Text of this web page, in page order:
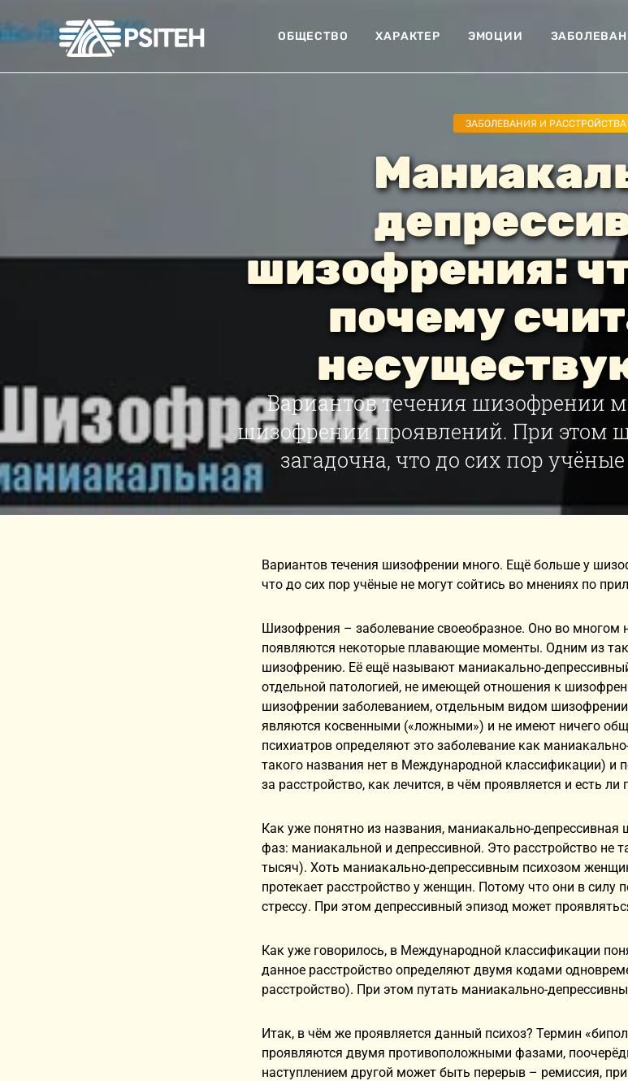
ОБЩЕСТВО ХАРАКТЕР ЭМОЦИИ
ЗАБОЛЕВАНИЯ И РАССТРОЙСТВА
шизофрения:
почему
Вариантов течения шизофрении
шизофрении проявлений. При этом
загадочна, что до сих пор
Вариантов течения шизофрении много. Ещё больше у
что до сих пор учёные не могут сойтись во мнениях по
Шизофрения – заболевание своеобразное. Оно во многом
появляются некоторые плавающие моменты. Одним из
шизофрению. Её ещё называют маниакально-
отдельной патологией, не имеющей отношения к
шизофрении заболеванием, отдельным видом
являются косвенными («ложными») и не имеют ничего
психиатров определяют это заболевание как
такого названия нет в Международной классификации) и
за расстройство, как лечится, в чём проявляется и есть ли
Как уже понятно из названия, маниакально-
фаз: маниакальной и депрессивной. Это расстройство не
тысяч). Хоть маниакально-депрессивным психозом
протекает расстройство у женщин. Потому что они в силу
стрессу. При этом депрессивный эпизод может
Как уже говорилось, в Международной классификации
данное расстройство определяют двумя кодами
расстройство). При этом путать маниакально-
Итак, в чём же проявляется данный психоз? Термин
проявляются двумя противоположными фазами,
наступлением другой может быть перерыв – ремиссия,